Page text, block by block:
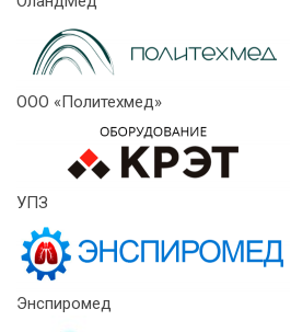
ООО «Политехмед»
УПЗ
Энспиромед